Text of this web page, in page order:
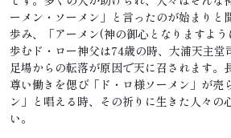
ーメン・ソーメン」と言ったのが始まりと
歩み、「アーメン(神の御心となりますよ
歩むド・ロー神父は74歳の時、大浦天主堂
足場からの転落が原因で天に召されます。
尊い働きを偲び「ド・ロ様ソーメン」が売
ン」と唱える時、その祈りに生きた人々の
い。